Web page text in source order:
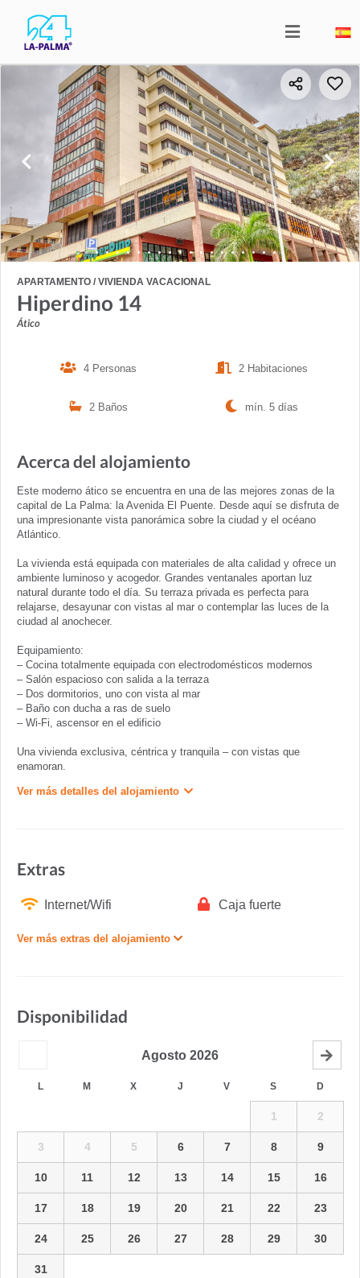
APARTAMENTO / VIVIENDA VACACIONAL
Hiperdino 14
Ático
4 Personas 2 Habitaciones
2 Baños mín. 5 días
Acerca del alojamiento
Este moderno ático se encuentra en una de las mejores zonas de la
capital de La Palma: la Avenida El Puente. Desde aquí se disfruta de
una impresionante vista panorámica sobre la ciudad y el océano
Atlántico.
La vivienda está equipada con materiales de alta calidad y ofrece un
ambiente luminoso y acogedor. Grandes ventanales aportan luz
natural durante todo el día. Su terraza privada es perfecta para
relajarse, desayunar con vistas al mar o contemplar las luces de la
ciudad al anochecer.
Equipamiento:
– Cocina totalmente equipada con electrodomésticos modernos
– Salón espacioso con salida a la terraza
– Dos dormitorios, uno con vista al mar
– Baño con ducha a ras de suelo
– Wi-Fi, ascensor en el edificio
Una vivienda exclusiva, céntrica y tranquila – con vistas que
enamoran.
Ver más detalles del alojamiento
Extras
Internet/Wifi Caja fuerte
Ver más extras del alojamiento
Disponibilidad
Agosto 2026
L M X J V S D
1 2
3 4 5 6 7 8 9
10 11 12 13 14 15 16
17 18 19 20 21 22 23
24 25 26 27 28 29 30
31